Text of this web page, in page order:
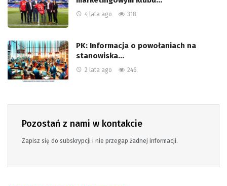
4 lata ago 318
PK: Informacja o powołaniach na
stanowiska…
2 lata ago 246
Pozostań z nami w kontakcie
Zapisz się do subskrypcji i nie przegap żadnej informacji.